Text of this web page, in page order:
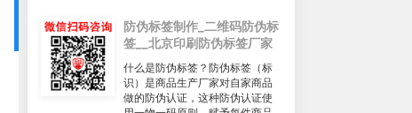
防伪标签制作_二维码防伪标
签__北京印刷防伪标签厂家
什么是防伪标签？防伪标签（标
识）是商品生产厂家对自家商品
做的防伪认证，这种防伪认证使